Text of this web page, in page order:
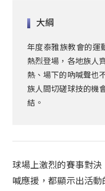
大綱
年度泰雅族教會的運
熱烈登場，各地族人
熱、場下的吶喊聲也
族人間切磋球技的機
結。
球場上激烈的賽事對
喊應援，都顯示出活